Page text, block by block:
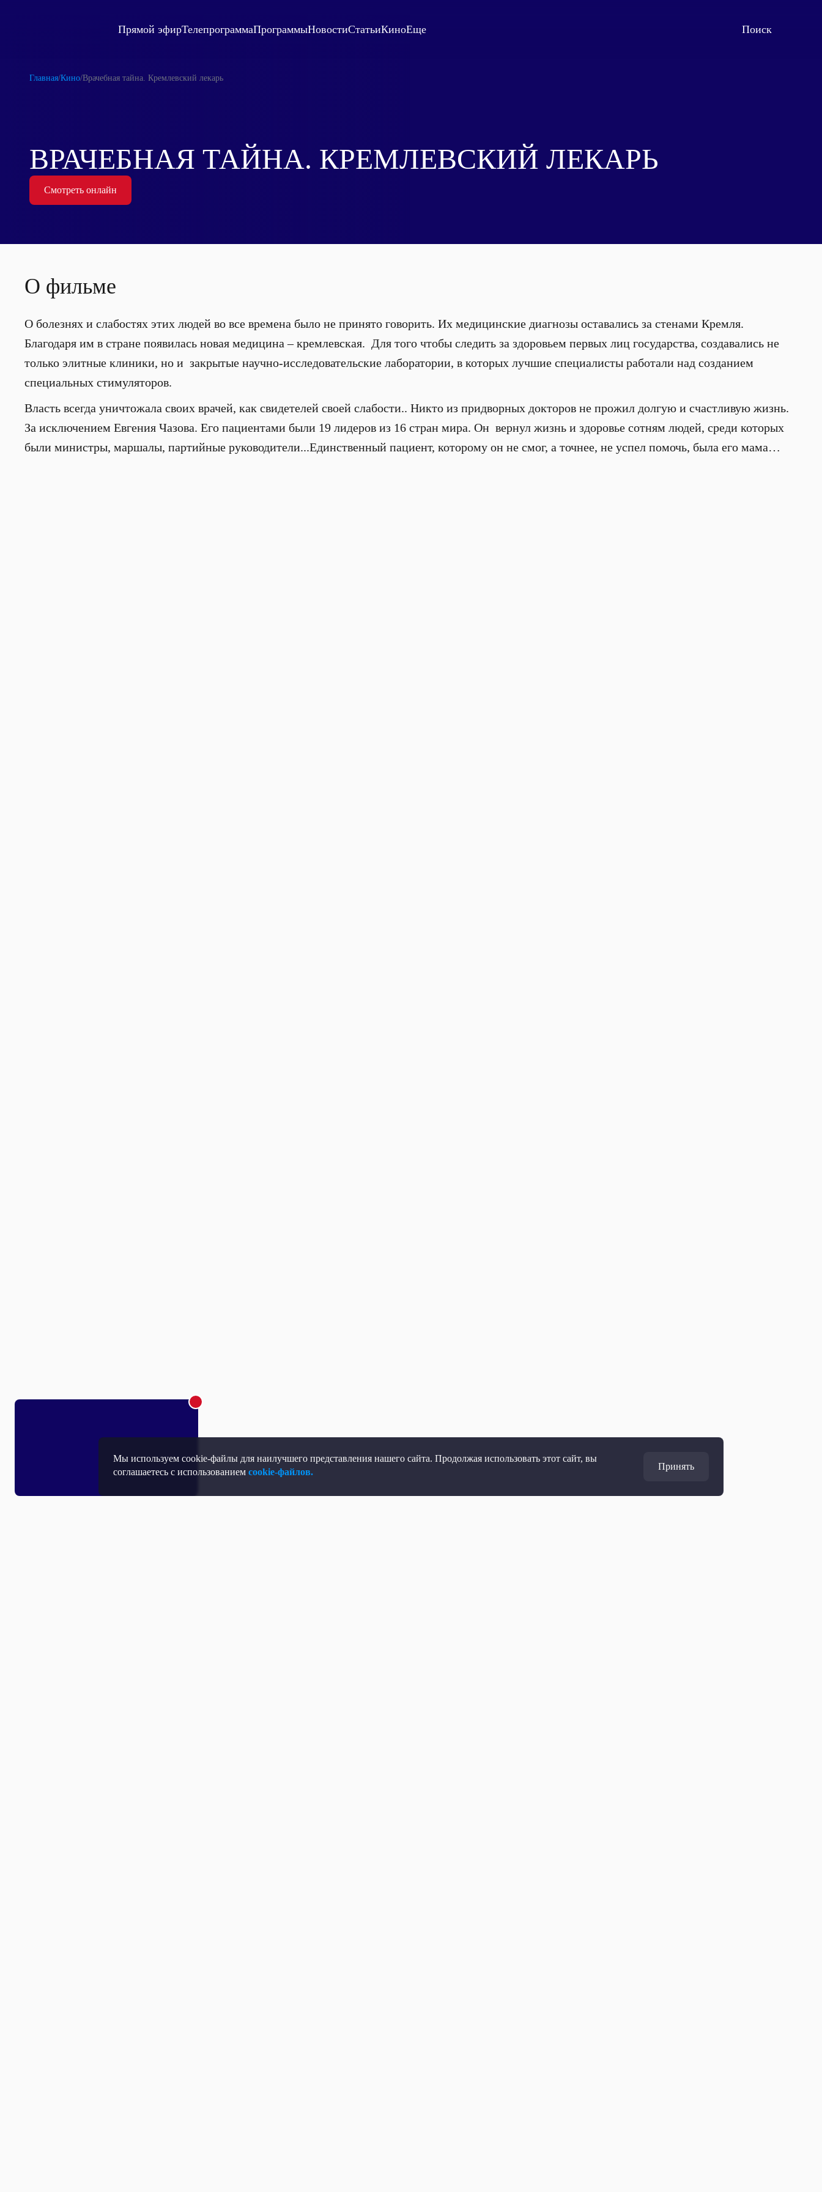
Мы используем cookie-файлы для наилучшего представления нашего сайта. Продолжая использовать этот сайт, вы
соглашаетесь с использованиемcookie-файлов.
Принять
Прямой эфирТелепрограммаПрограммыНовостиСтатьиКиноЕще
Главная/Кино/Врачебная тайна. Кремлевский лекарь
ВРАЧЕБНАЯ ТАЙНА. КРЕМЛЕВСКИЙ ЛЕКАРЬ
Смотреть онлайн
О фильме
О болезнях и слабостях этих людей во все времена было не принято говорить. Их медицинские диагнозы оставались за стенами Кремля.
Благодаря им в стране появилась новая медицина – кремлевская. Для того чтобы следить за здоровьем первых лиц государства, создавались не
только элитные клиники, но и закрытые научно-исследовательские лаборатории, в которых лучшие специалисты работали над созданием
специальных стимуляторов.
Власть всегда уничтожала своих врачей, как свидетелей своей слабости.. Никто из придворных докторов не прожил долгую и счастливую жизнь.
За исключением Евгения Чазова. Его пациентами были 19 лидеров из 16 стран мира. Он вернул жизнь и здоровье сотням людей, среди которых
были министры, маршалы, партийные руководители...Единственный пациент, которому он не смог, а точнее, не успел помочь, была его мама…